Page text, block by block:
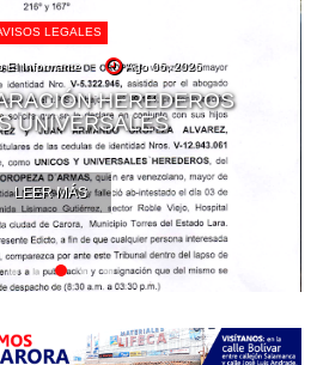
LEGALES
El Informante Ago 06, 2026
HEREDEROS
UNIVERSALES
LEER MÁS